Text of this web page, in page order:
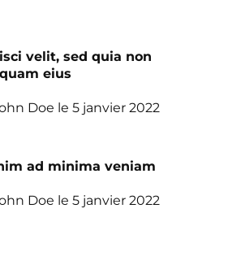
velit, sed quia non
eius
Doe le 5 janvier 2022
ad minima veniam
Doe le 5 janvier 2022